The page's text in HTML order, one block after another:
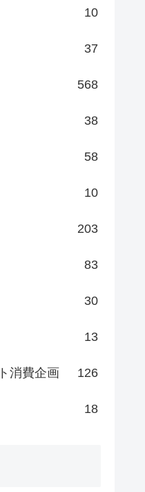
10
37
568
38
58
10
203
83
30
13
消費企画 126
18